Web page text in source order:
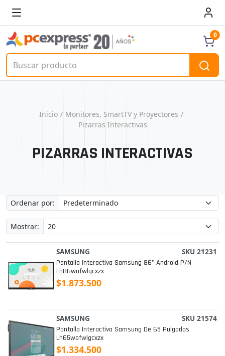
0
Inicio
Monitores, SmartTV y Proyectores
Pizarras Interactivas
PIZARRAS INTERACTIVAS
Ordenar por:
Mostrar:
SAMSUNG SKU 21231
Pantalla Interactiva Samsung 86" Android P/n
Lh86wafwlgcxzx
$1.873.500
SAMSUNG SKU 21574
Pantalla Interactiva Samsung De 65 Pulgadas
Lh65wafwlgcxzx
$1.334.500